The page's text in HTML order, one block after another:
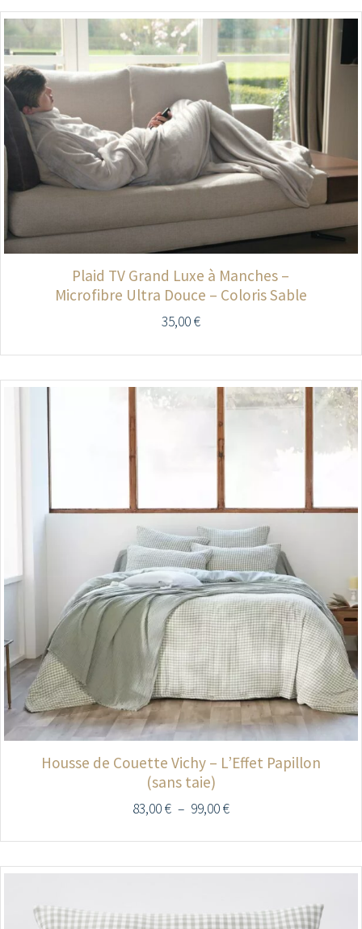
Plaid TV Grand Luxe à Manches –
Microfibre Ultra Douce – Coloris Sable
35,00€
Housse de Couette Vichy – L’Effet Papillon
(sans taie)
83,00€ – 99,00€